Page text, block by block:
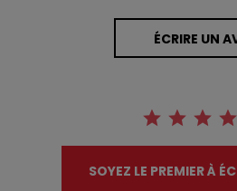
ÉCRIRE UN
SOYEZ LE PREMIER À